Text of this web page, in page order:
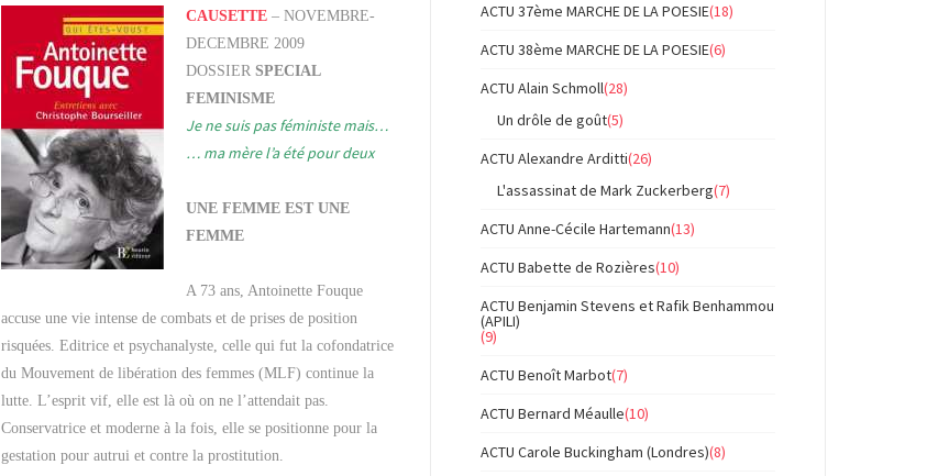
CAUSETTE– NOVEMBRE-
DECEMBRE 2009
DOSSIER SPECIAL
FEMINISME
Je ne suis pas féministe mais…
… ma mère l’a été pour deux
UNE FEMME EST UNE
FEMME
A 73 ans, Antoinette Fouque
accuse une vie intense de combats et de prises de position
risquées. Editrice et psychanalyste, celle qui fut la cofondatrice
du Mouvement de libération des femmes (MLF) continue la
lutte. L’esprit vif, elle est là où on ne l’attendait pas.
Conservatrice et moderne à la fois, elle se positionne pour la
gestation pour autrui et contre la prostitution.
ACTU 37ème MARCHE DE LA POESIE(18)
ACTU 38ème MARCHE DE LA POESIE(6)
ACTU Alain Schmoll(28)
Un drôle de goût(5)
ACTU Alexandre Arditti(26)
L'assassinat de Mark Zuckerberg(7)
ACTU Anne-Cécile Hartemann(13)
ACTU Babette de Rozières(10)
ACTU Benjamin Stevens et Rafik Benhammou
(APILI)
(9)
ACTU Benoît Marbot(7)
ACTU Bernard Méaulle(10)
ACTU Carole Buckingham (Londres)(8)